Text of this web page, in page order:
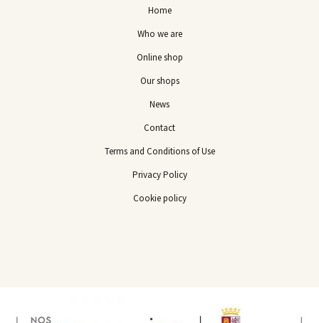
Home
Who we are
Online shop
Our shops
News
Contact
Terms and Conditions of Use
Privacy Policy
Cookie policy